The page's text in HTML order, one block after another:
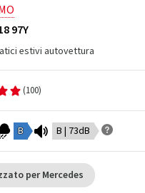
97Y
estivi autovettura
(100)
B B | 73dB
per Mercedes